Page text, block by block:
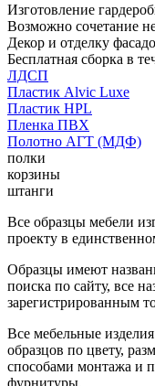
Изготовление
Возможно сочетание
Декор и отделку
Бесплатная сборка в
ЛДСП
Пластик Alvic Luxe
Пластик HPL
Пленка ПВХ
Полотно АГТ (МДФ)
полки
корзины
штанги
Все образцы мебели
проекту в
Образцы имеют
поиска по сайту, все
зарегистрированным
Все мебельные
образцов по цвету,
способами монтажа и
фурнитуры.